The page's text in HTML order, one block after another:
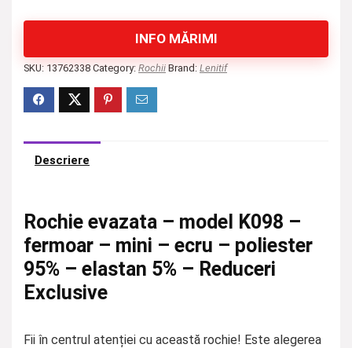
INFO MĂRIMI
SKU: 13762338 Category: Rochii Brand: Lenitif
Descriere
Rochie evazata – model K098 –
fermoar – mini – ecru – poliester
95% – elastan 5% – Reduceri
Exclusive
Fii în centrul atenției cu această rochie! Este alegerea